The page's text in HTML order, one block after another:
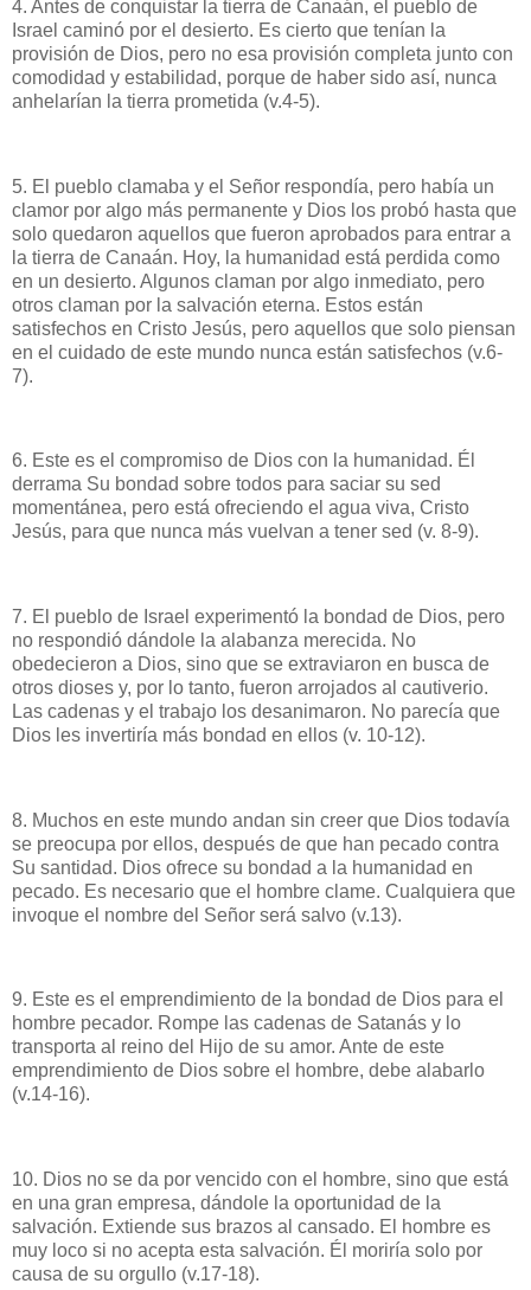
4. Antes de conquistar la tierra de Canaán, el pueblo de
Israel caminó por el desierto. Es cierto que tenían la
provisión de Dios, pero no esa provisión completa junto con
comodidad y estabilidad, porque de haber sido así, nunca
anhelarían la tierra prometida (v.4-5).
5. El pueblo clamaba y el Señor respondía, pero había un
clamor por algo más permanente y Dios los probó hasta que
solo quedaron aquellos que fueron aprobados para entrar a
la tierra de Canaán. Hoy, la humanidad está perdida como
en un desierto. Algunos claman por algo inmediato, pero
otros claman por la salvación eterna. Estos están
satisfechos en Cristo Jesús, pero aquellos que solo piensan
en el cuidado de este mundo nunca están satisfechos (v.6-
7).
6. Este es el compromiso de Dios con la humanidad. Él
derrama Su bondad sobre todos para saciar su sed
momentánea, pero está ofreciendo el agua viva, Cristo
Jesús, para que nunca más vuelvan a tener sed (v. 8-9).
7. El pueblo de Israel experimentó la bondad de Dios, pero
no respondió dándole la alabanza merecida. No
obedecieron a Dios, sino que se extraviaron en busca de
otros dioses y, por lo tanto, fueron arrojados al cautiverio.
Las cadenas y el trabajo los desanimaron. No parecía que
Dios les invertiría más bondad en ellos (v. 10-12).
8. Muchos en este mundo andan sin creer que Dios todavía
se preocupa por ellos, después de que han pecado contra
Su santidad. Dios ofrece su bondad a la humanidad en
pecado. Es necesario que el hombre clame. Cualquiera que
invoque el nombre del Señor será salvo (v.13).
9. Este es el emprendimiento de la bondad de Dios para el
hombre pecador. Rompe las cadenas de Satanás y lo
transporta al reino del Hijo de su amor. Ante de este
emprendimiento de Dios sobre el hombre, debe alabarlo
(v.14-16).
10. Dios no se da por vencido con el hombre, sino que está
en una gran empresa, dándole la oportunidad de la
salvación. Extiende sus brazos al cansado. El hombre es
muy loco si no acepta esta salvación. Él moriría solo por
causa de su orgullo (v.17-18).